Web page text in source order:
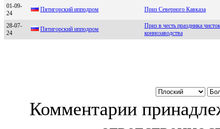
01-09-
24
Пятигoрcкий иппoдрoм Приз Северного Кавказа
28-07-
24
Пятигoрcкий иппoдрoм
Приз в честь праздника
коннозаводства
Комментарии